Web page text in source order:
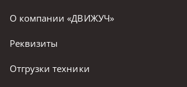
О компании «ДВИЖУЧ»
Реквизиты
Отгрузки техники